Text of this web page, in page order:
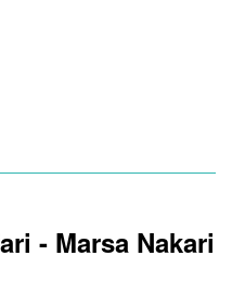
- Marsa Nakari